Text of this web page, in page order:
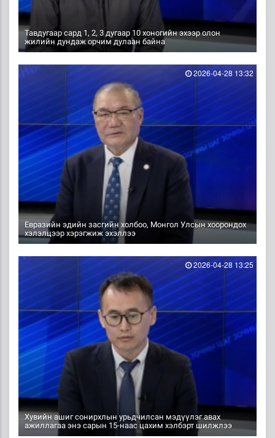
Тавдугаар сард 1, 2, 3 дугаар 10 хоногийн эхээр олон
жилийн дундаж орчим дулаан байна
Евразийн эдийн засгийн холбоо, Монгол Улсын хоорондох
хэлэлцээр хэрэгжиж эхэллээ
2026-04-28 13:32
Хувийн ашиг сонирхлын урьдчилсан мэдүүлэг авах
ажиллагаа энэ сарын 15-наас цахим хэлбэрт шилжлээ
2026-04-28 13:25